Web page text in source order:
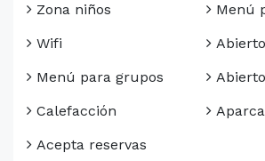
Zona niños
Wifi
Menú para grupos
Calefacción
Acepta reservas
Menú